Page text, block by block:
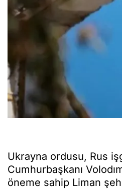
Ukrayna ordusu, Rus
Cumhurbaşkanı
öneme sahip Liman